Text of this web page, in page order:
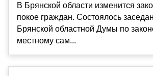
В Брянской области изменится
покое граждан. Состоялось
Брянской областной Думы по
местному сам...